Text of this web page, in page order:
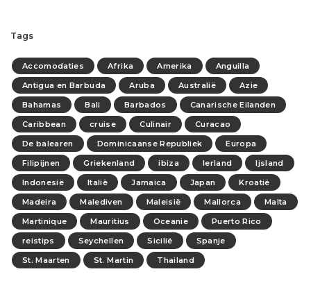
Tags
Accomodaties Afrika Amerika
Anguilla
Antigua en Barbuda
Aruba Australië
Azie
Bahamas
Bali Barbados
Canarische Eilanden
Caribbean
cruise Culinair
Curacao
De balearen
Dominicaanse Republiek
Europa
Filipijnen
Griekenland ibiza Ierland
Ijsland
Indonesië
Italië Jamaica Japan
Kroatië
Madeira
Malediven Maleisië Mallorca
Malta
Martinique
Mauritius Oceanie
Puerto Rico
reistips
Seychellen Sicilië
Spanje
St. Maarten
St. Martin Thailand